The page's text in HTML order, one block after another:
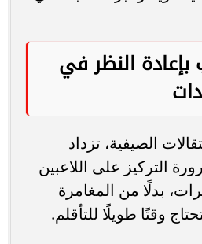
النظر في
الصيفية، تزداد
التركيز على اللاعبين
بدلًا من المغامرة
وقتًا طويلًا للتأقلم.